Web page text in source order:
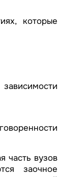
которые
часть вузов
заочное